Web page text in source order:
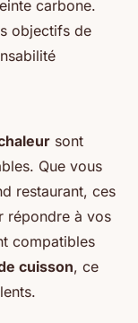
carbone.
objectifs de
sont
Que vous
restaurant, ces
répondre à vos
compatibles
cuisson, ce